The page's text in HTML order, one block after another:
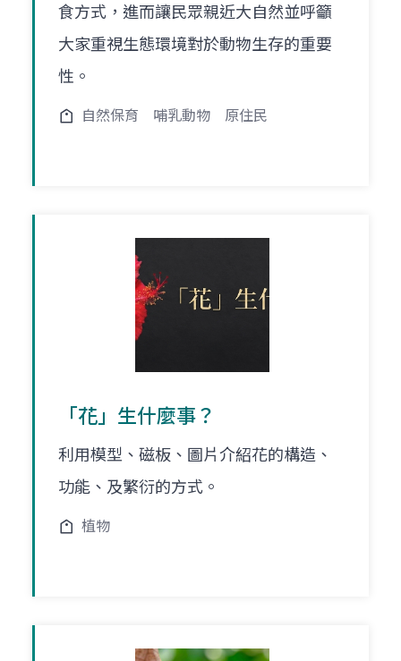
食方式，進而讓民眾親近大自然並呼籲
大家重視生態環境對於動物生存的重要
性。
自然保育 哺乳動物 原住民
「花」生什麼事？
利用模型、磁板、圖片介紹花的構造、
功能、及繁衍的方式。
植物